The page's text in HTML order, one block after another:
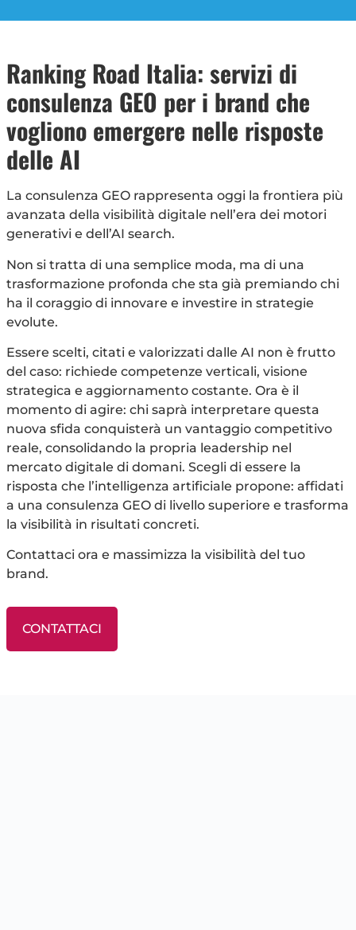
Ranking Road Italia: servizi di
consulenza GEO per i brand che
vogliono emergere nelle risposte
delle AI
La consulenza GEO rappresenta oggi la frontiera più
avanzata della visibilità digitale nell’era dei motori
generativi e dell’AI search.
Non si tratta di una semplice moda, ma di una
trasformazione profonda che sta già premiando chi
ha il coraggio di innovare e investire in strategie
evolute.
Essere scelti, citati e valorizzati dalle AI non è frutto
del caso: richiede competenze verticali, visione
strategica e aggiornamento costante. Ora è il
momento di agire: chi saprà interpretare questa
nuova sfida conquisterà un vantaggio competitivo
reale, consolidando la propria leadership nel
mercato digitale di domani. Scegli di essere la
risposta che l’intelligenza artificiale propone: affidati
a una consulenza GEO di livello superiore e trasforma
la visibilità in risultati concreti.
Contattaci ora e massimizza la visibilità del tuo
brand.
CONTATTACI